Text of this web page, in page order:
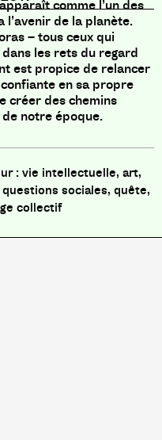
comme l’un des
de la planète.
– tous ceux qui
les rets du regard
est propice de relancer
en sa propre
créer des chemins
notre époque.
vie intellectuelle, art,
sociales, quête,
collectif